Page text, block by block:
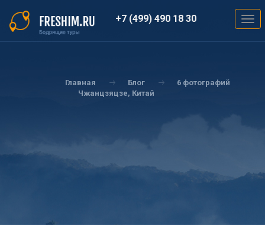
основному
содержанию
+7 (499) 490 18 30
Главная Блог
6 фотографий
Чжанцзяцзе, Китай